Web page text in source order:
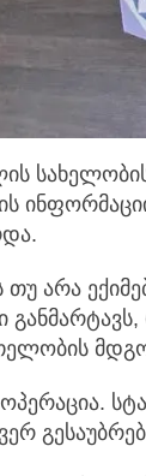
თუ არა
ოპერაცია.